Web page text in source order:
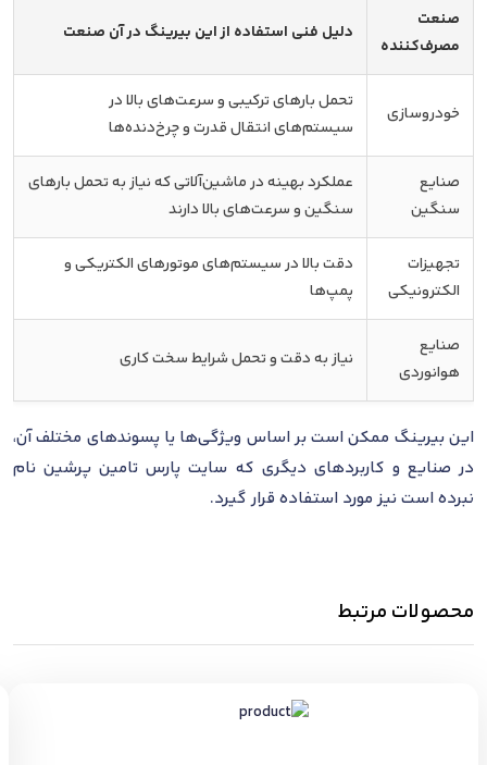
صنعت
مصرف‌کننده
دلیل فنی استفاده از این بیرینگ در آن صنعت
خودروسازی
تحمل بارهای ترکیبی و سرعت‌های بالا در
سیستم‌های انتقال قدرت و چرخ‌دنده‌ها
صنایع
سنگین
عملکرد بهینه در ماشین‌آلاتی که نیاز به تحمل بارهای
سنگین و سرعت‌های بالا دارند
تجهیزات
الکترونیکی
دقت بالا در سیستم‌های موتورهای الکتریکی و
پمپ‌ها
صنایع
هوانوردی
نیاز به دقت و تحمل شرایط سخت کاری
این بیرینگ ممکن است بر اساس ویژگی‌ها یا پسوندهای مختلف آن،
در صنایع و کاربردهای دیگری که سایت پارس تامین پرشین نام
نبرده است نیز مورد استفاده قرار گیرد.
محصولات مرتبط